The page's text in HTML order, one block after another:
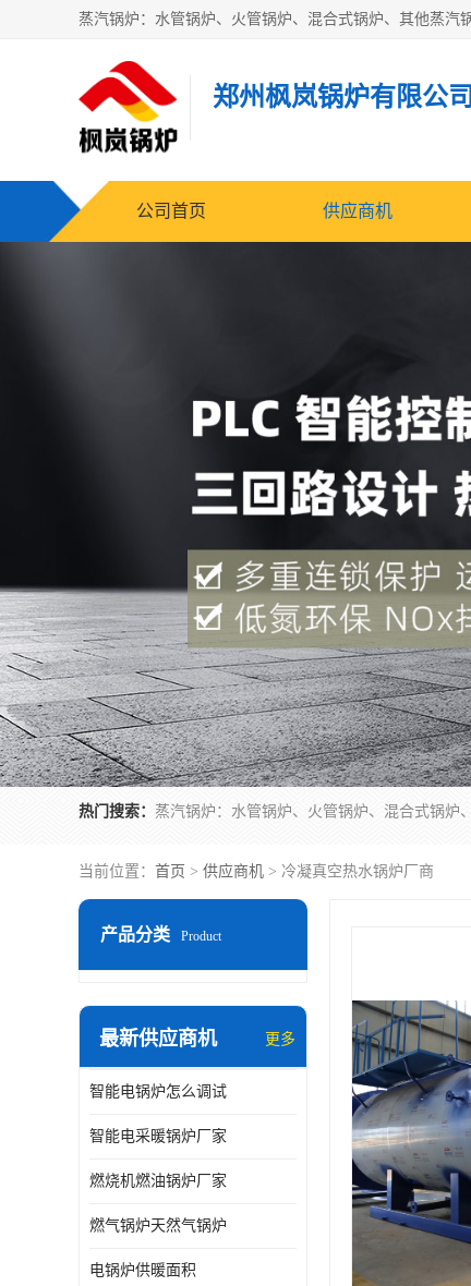
郑州枫岚锅炉有限公司
公司首页 供应商机
热门搜索：
当前位置： 首页 > 供应商机 > 冷凝真空热水锅炉厂商
产品分类 Product
最新供应商机 更多
智能电锅炉怎么调试
智能电采暖锅炉厂家
燃烧机燃油锅炉厂家
燃气锅炉天然气锅炉
电锅炉供暖面积